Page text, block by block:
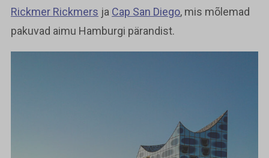
Rickmer Rickmers ja Cap San Diego, mis mõlemad
pakuvad aimu Hamburgi pärandist.